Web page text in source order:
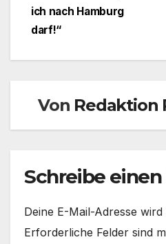
ich nach Hamburg
darf!“
Von Redaktion
Schreibe
Deine E-Mail-Adresse
Erforderliche Felder sind